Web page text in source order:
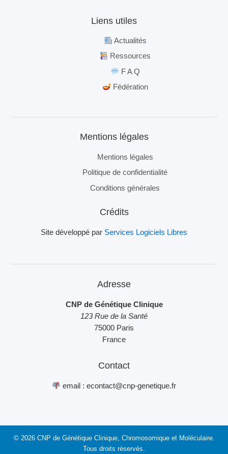
Liens utiles
Actualités
Ressources
F A Q
Fédération
Mentions légales
Mentions légales
Politique de confidentialité
Conditions générales
Crédits
Site développé par Services Logiciels Libres
Adresse
CNP de Génétique Clinique
123 Rue de la Santé
75000 Paris
France
Contact
email : econtact@cnp-genetique.fr
© 2026 CNP de Génétique Clinique, Chromosomique et Moléculaire.
Tous droits réservés.